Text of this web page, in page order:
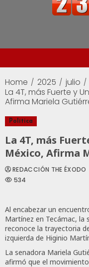
Home 2025 julio
La 4T, más Fuerte y
Afirma Mariela
Política
La 4T, más
México, Afirma
REDACCIÓN THE ÉXODO
534
Al encabezar un
Martínez en Tecámac, la
reconoce la trayectoria
izquierda de Higinio
La senadora Mariela
afirmó que el